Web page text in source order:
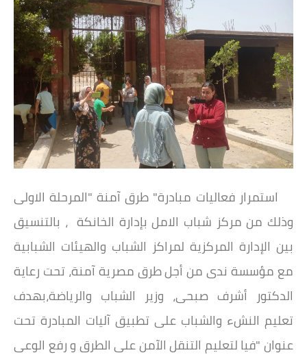
استمرار فعاليات مبادرة" طرق آمنة "المرحلة الاولى
وذلك من مركز شباب الامل بإدارة الخانكة ، بالتنسيق
بين الإدارة المركزية لمراكز الشباب والهيئات الشبابية
مع مؤسسة ندى من أجل طرق مصرية آمنة، تحت رعاية
الدكتور أشرف صبحى، وزير الشباب والرياضة،بهدف
تعليم النشء والشباب على تطبيق آليات المبادرة تحت
عنوان "فيا لتعليم التنقل الآمن على الطرق و رفع الوعى